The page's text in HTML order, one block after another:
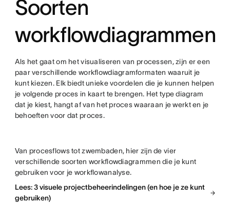
Soorten
workflowdiagrammen
Als het gaat om het visualiseren van processen, zijn er een
paar verschillende workflowdiagramformaten waaruit je
kunt kiezen. Elk biedt unieke voordelen die je kunnen helpen
je volgende proces in kaart te brengen. Het type diagram
dat je kiest, hangt af van het proces waaraan je werkt en je
behoeften voor dat proces.
Van procesflows tot zwembaden, hier zijn de vier
verschillende soorten workflowdiagrammen die je kunt
gebruiken voor je workflowanalyse.
Lees: 3 visuele projectbeheerindelingen (en hoe je ze kunt
gebruiken)